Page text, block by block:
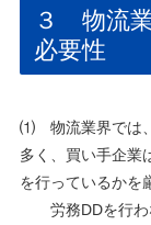
３ 物流
必要性
⑴ 物流業界では、
多く、買い手企業
を行っているかを
労務DDを行わ